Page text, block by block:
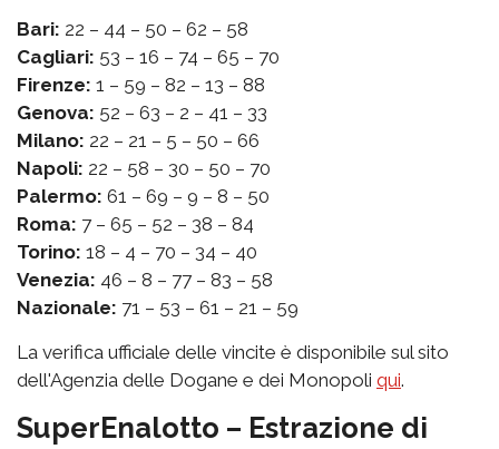
Bari: 22 – 44 – 50 – 62 – 58
Cagliari: 53 – 16 – 74 – 65 – 70
Firenze: 1 – 59 – 82 – 13 – 88
Genova: 52 – 63 – 2 – 41 – 33
Milano: 22 – 21 – 5 – 50 – 66
Napoli: 22 – 58 – 30 – 50 – 70
Palermo: 61 – 69 – 9 – 8 – 50
Roma: 7 – 65 – 52 – 38 – 84
Torino: 18 – 4 – 70 – 34 – 40
Venezia: 46 – 8 – 77 – 83 – 58
Nazionale: 71 – 53 – 61 – 21 – 59
La verifica ufficiale delle vincite è disponibile sul sito
dell'Agenzia delle Dogane e dei Monopoli qui.
SuperEnalotto – Estrazione di